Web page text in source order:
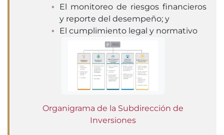
El monitoreo de riesgos financieros
y reporte del desempeño; y
El cumplimiento legal y normativo
Organigrama de la Subdirección de
Inversiones